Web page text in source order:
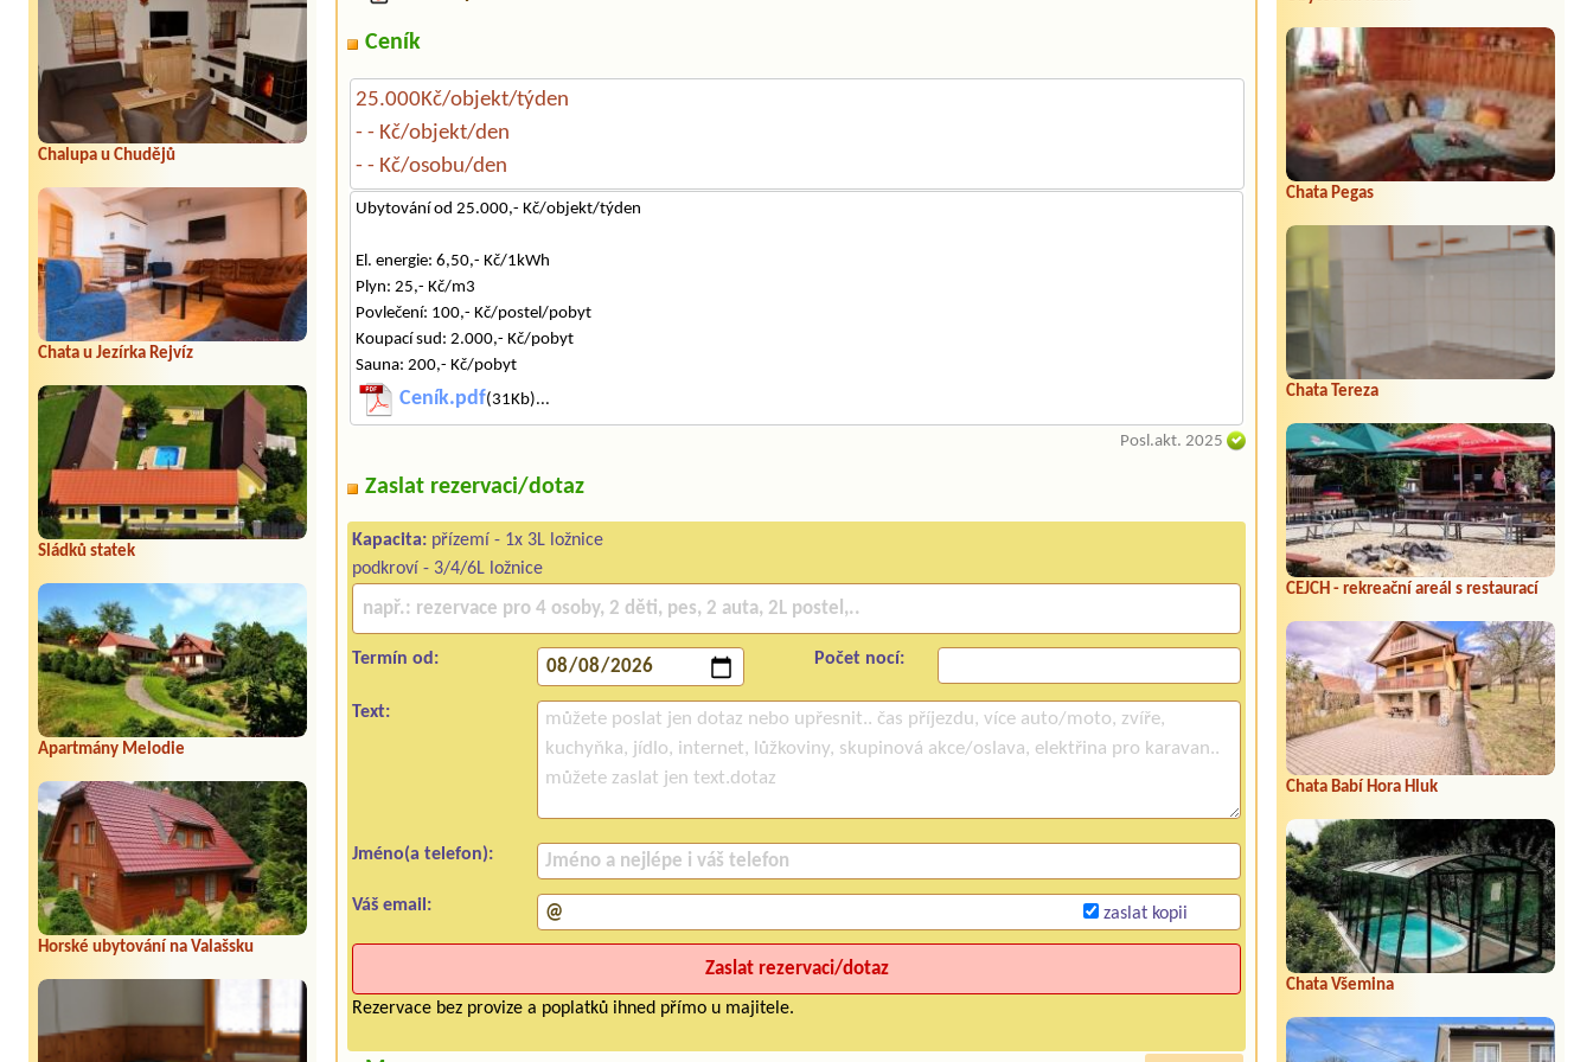
Chalupa u Chudějů
Chata u Jezírka Rejvíz
Sládků statek
Apartmány Melodie
Horské ubytování na Valašsku
Chata Pegas
Chata Tereza
CEJCH - rekreační areál s restaurací
Chata Babí Hora Hluk
Chata Všemina
Ceník
25.000Kč/objekt/týden
- - Kč/objekt/den
- - Kč/osobu/den
Ubytování od 25.000,- Kč/objekt/týden
El. energie: 6,50,- Kč/1kWh
Plyn: 25,- Kč/m3
Povlečení: 100,- Kč/postel/pobyt
Koupací sud: 2.000,- Kč/pobyt
Sauna: 200,- Kč/pobyt
Ceník.pdf(31Kb)...
Posl.akt. 2025
Zaslat rezervaci/dotaz
Kapacita: přízemí - 1x 3L ložnice
podkroví - 3/4/6L ložnice
Termín od: Počet nocí:
Text:
Jméno(a telefon):
Váš email: zaslat kopii
Rezervace bez provize a poplatků ihned přímo u majitele.